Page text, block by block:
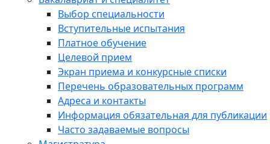
Выбор специальности
Вступительные испытания
Платное обучение
Целевой прием
Экран приема и конкурсные списки
Перечень образовательных программ
Адреса и контакты
Информация обязательная для публикации
Часто задаваемые вопросы